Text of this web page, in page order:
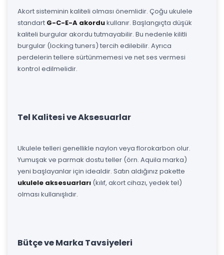
Akort sisteminin kaliteli olması önemlidir. Çoğu ukulele
standart G-C-E-A akordukullanır. Başlangıçta düşük
kaliteli burgular akordu tutmayabilir. Bu nedenle kilitli
burgular (locking tuners) tercih edilebilir. Ayrıca
perdelerin tellere sürtünmemesi ve net ses vermesi
kontrol edilmelidir.
Tel Kalitesi ve Aksesuarlar
Ukulele telleri genellikle naylon veya florokarbon olur.
Yumuşak ve parmak dostu teller (örn. Aquila marka)
yeni başlayanlar için idealdir. Satın aldığınız pakette
ukulele aksesuarları (kılıf, akort cihazı, yedek tel)
olması kullanışlıdır.
Bütçe ve Marka Tavsiyeleri